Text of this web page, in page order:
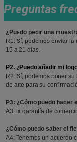
Preguntas
¿Puedo pedir una
R1: Sí, podemos enviar
15 a 21 días.
P2. ¿Puedo añadir mi
R2: Sí, podemos poner
de arte para su
P3: ¿Cómo puedo hacer
A3: la garantía de
¿Cómo puedo saber el
A4: Tenemos un acuerdo